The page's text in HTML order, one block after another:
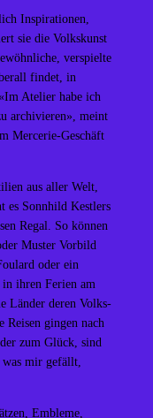
Inspirationen,
sie die Volkskunst
verspielte
findet, in
Atelier habe ich
archivieren», meint
Mercerie-Geschäft
aus aller Welt,
es Sonnhild Kestlers
Regal. So können
Muster Vorbild
oder ein
ihren Ferien am
Länder deren Volks-
Reisen gingen nach
zum Glück, sind
mir gefällt,
Embleme,